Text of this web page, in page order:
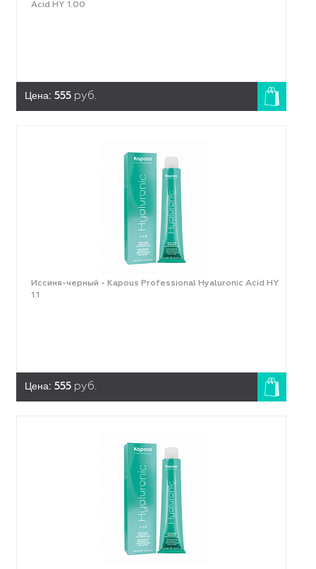
Acid HY 1.00
Цена: 555 руб.
Иссиня-черный - Kapous Professional Hyaluronic Acid HY
1.1
Цена: 555 руб.